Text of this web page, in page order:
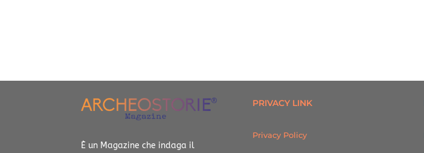
È un Magazine che indaga il
PRIVACY LINK
Privacy Policy